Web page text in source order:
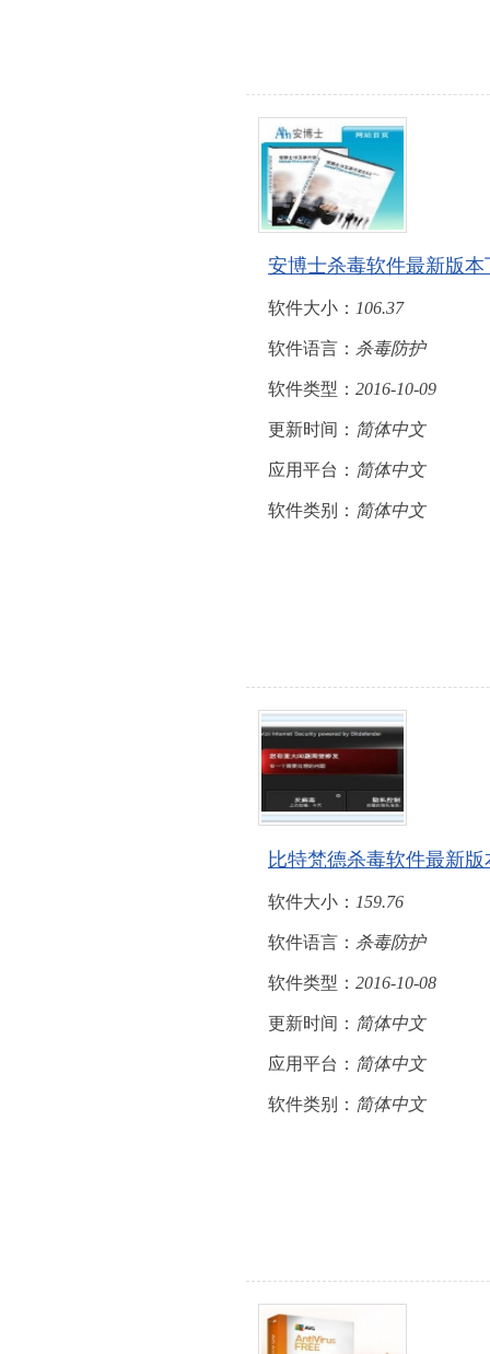
安博士杀毒软件最新版
软件大小： 106.37
软件语言： 杀毒防护
软件类型： 2016-10-09
更新时间： 简体中文
应用平台： 简体中文
软件类别： 简体中文
比特梵德杀毒软件最新
软件大小： 159.76
软件语言： 杀毒防护
软件类型： 2016-10-08
更新时间： 简体中文
应用平台： 简体中文
软件类别： 简体中文